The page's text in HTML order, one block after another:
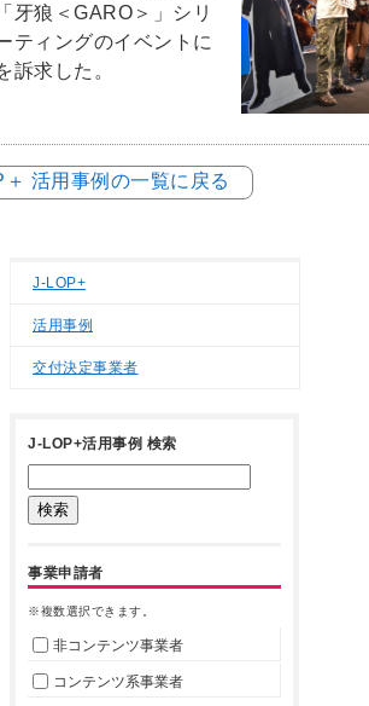
牙狼＜GARO＞」シリ
ティングのイベントに
訴求した。
＋ 活用事例の一覧に戻る
J-LOP+
活用事例
交付決定事業者
J-LOP+活用事例 検索
事業申請者
※複数選択できます。
非コンテンツ事業者
コンテンツ系事業者